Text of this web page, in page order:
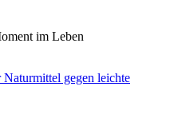
im Leben